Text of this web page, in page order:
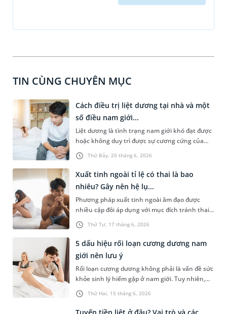
TIN CÙNG CHUYÊN MỤC
Thứ Bảy, 20 tháng 6, 2026
Cách điều trị liệt dương tại nhà và một
số điều nam giới...
Liệt dương là tình trạng nam giới khó đạt được
hoặc không duy trì được sự cương cứng của
dương vật trong khi quan hệ tình dục. Đây là
vấn đề nhạy cảm nên số đông phái mạnh ít chia
sẻ hoặc chậm trễ trong việc thăm khám và điều
trị. Cũng vì thế mà cách điều trị liệt dương tại
nhà nhận được sự quan tâm của nhiều nam
giới. Bài viết sau sẽ cùng bạn tìm hiểu những
cách này và hiệu quả có thể đạt được để tránh
tình trạng kéo dài bệnh, gây hệ lụy trực tiếp
Thứ Tư, 17 tháng 6, 2026
Xuất tinh ngoài tỉ lệ có thai là bao
nhiêu? Gây nên hệ lụ...
Phương pháp xuất tinh ngoài âm đạo được
nhiều cặp đôi áp dụng với mục đích tránh thai
mà không cần sử dụng thuốc hoặc các biện
pháp hỗ trợ khác. Tuy nhiên, không ít người
vẫn lo lắng xuất tinh ngoài tỉ lệ có thai là bao
nhiêu, hệ lụy như thế nào. Chia sẻ sau đây sẽ
cùng bạn tìm hiểu về hiệu quả, nguy cơ từ
phương pháp tránh thai này.
Thứ Hai, 15 tháng 6, 2026
5 dấu hiệu rối loạn cương dương nam
giới nên lưu ý
Rối loạn cương dương không phải là vấn đề sức
khỏe sinh lý hiếm gặp ở nam giới. Tuy nhiên,
thực tế cho thấy, số đông phái mạnh thường e
ngại, chủ quan nên chậm trễ trong việc thăm
khám và điều trị, gây ảnh hưởng đến chất